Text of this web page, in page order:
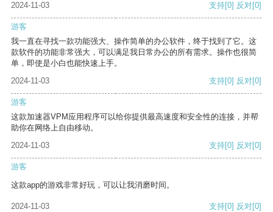
2024-11-03 支持[0] 反对[0]
游客
我一直在寻找一款功能强大、操作简单的办公软件，终于找到了它。这
款软件的功能非常强大，可以满足我日常办公的所有需求。操作也很简
单，即使是小白也能快速上手。
2024-11-03
支持[0] 反对[0]
游客
这款加速器VPM应用程序可以给你提供最高速度和安全性的连接，并帮
助你在网络上自由移动。
2024-11-03
支持[0] 反对[0]
游客
这款app的游戏非常好玩，可以让我消磨时间。
2024-11-03 支持[0] 反对[0]